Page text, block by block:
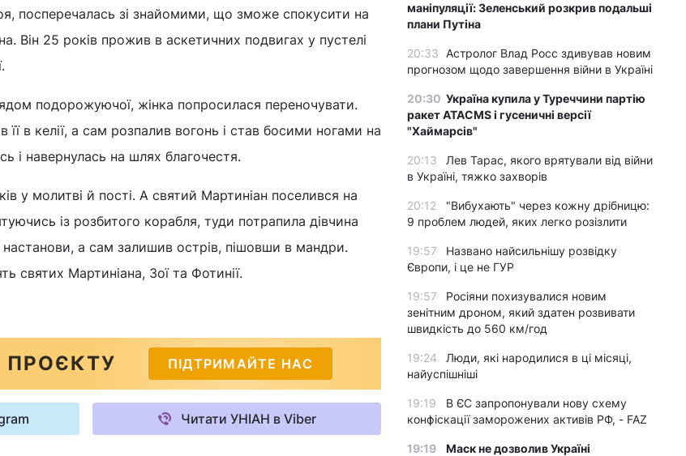
посперечалась зі знайомими, що зможе спокусити на
Він 25 років прожив в аскетичних подвигах у пустелі
подорожуючої, жінка попросилася переночувати.
в келії, а сам розпалив вогонь і став босими ногами на
і навернулась на шлях благочестя.
у молитві й пості. А святий Мартиніан поселився на
із розбитого корабля, туди потрапила дівчина
настанови, а сам залишив острів, пішовши в мандри.
святих Мартиніана, Зої та Фотинії.
ПІДТРИМАЙТЕ НАС
Читати УНІАН в Viber
маніпуляції: Зеленський розкрив подальші
плани Путіна
20:33
Астролог Влад Росс здивував новим
прогнозом щодо завершення війни в Україні
20:30 Україна купила у Туреччини партію
ракет ATACMS і гусеничні версії
"Хаймарсів"
20:13
Лев Тарас, якого врятували від війни
в Україні, тяжко захворів
20:12
"Вибухають" через кожну дрібницю:
9 проблем людей, яких легко розізлити
19:57
Названо найсильнішу розвідку
Європи, і це не ГУР
19:57
Росіяни похизувалися новим
зенітним дроном, який здатен розвивати
швидкість до 560 км/год
19:24
Люди, які народилися в ці місяці,
найуспішніші
19:19
В ЄС запропонували нову схему
конфіскації заморожених активів РФ, - FAZ
19:19
Маск не дозволив Україні